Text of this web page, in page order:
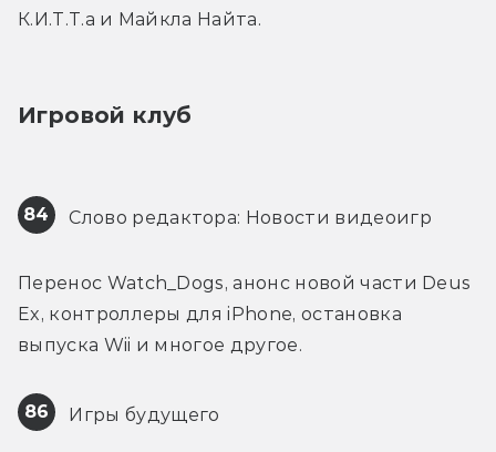
К.И.Т.Т.а и Майкла Найта.
Игровой клуб
84 Слово редактора: Новости видеоигр
Перенос Watch_Dogs, анонс новой части Deus
Ex, контроллеры для iPhone, остановка
выпуска Wii и многое другое.
86 Игры будущего